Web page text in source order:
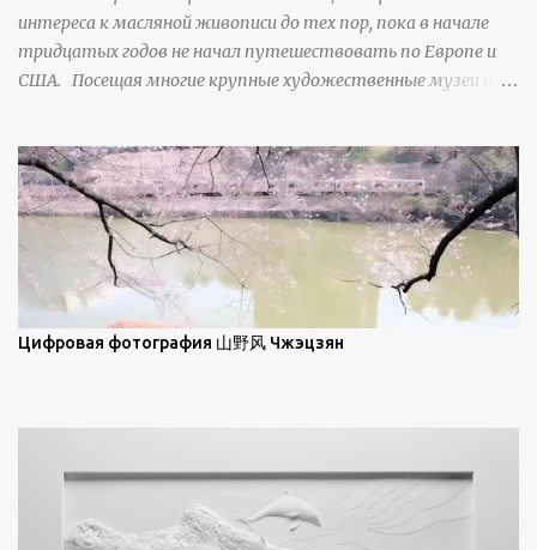
свойства наиболее заметны при угле солнечного света 15° и
ниже; при более высокой солнечной позиции снег
демонстрирует матовое отражение. Эти
интереса к масляной живописи до тех пор, пока в начале
тридцатых годов не начал путешествовать по Европе и
США. Посещая многие крупные художественные музеи и
Брайан Шервин прокомментировал картины художника,
заявив, что "Такаюки Харада сочетает в себе классическую
элегантность живописи с реалиями современной жизни. В
некотором смысле, персонажи его картин предлагают
зрителям незаконченный рассказ, который усиливается его
уникальной манерой использования освещения". Для
просмотра всех работ, посетите страницу –
Цифровая фотография 山野风 Чжэцзян